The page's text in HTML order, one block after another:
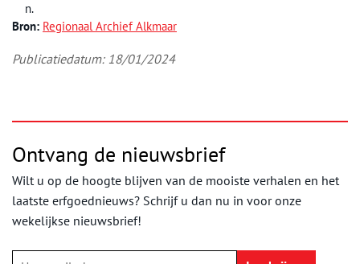
n.
Bron: Regionaal Archief Alkmaar
Publicatiedatum: 18/01/2024
Ontvang de nieuwsbrief
Wilt u op de hoogte blijven van de mooiste verhalen en het
laatste erfgoednieuws? Schrijf u dan nu in voor onze
wekelijkse nieuwsbrief!